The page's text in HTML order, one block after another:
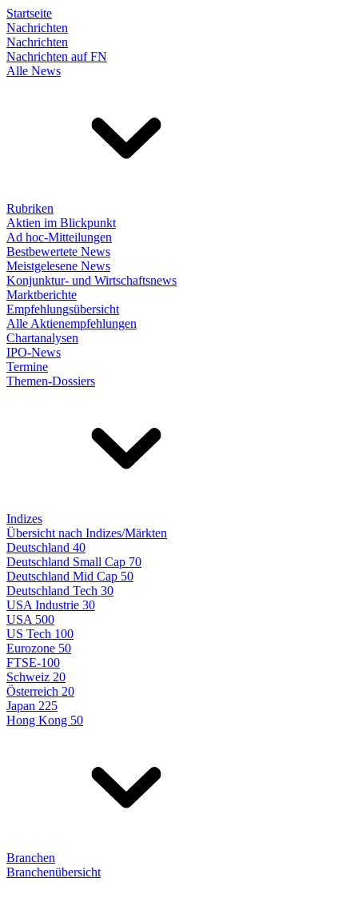
Startseite
Nachrichten
Nachrichten
Nachrichten auf FN
Alle News
Rubriken
Aktien im Blickpunkt
Ad hoc-Mitteilungen
Bestbewertete News
Meistgelesene News
Konjunktur- und Wirtschaftsnews
Marktberichte
Empfehlungsübersicht
Alle Aktienempfehlungen
Chartanalysen
IPO-News
Termine
Themen-Dossiers
Indizes
Übersicht nach Indizes/Märkten
Deutschland 40
Deutschland Small Cap 70
Deutschland Mid Cap 50
Deutschland Tech 30
USA Industrie 30
USA 500
US Tech 100
Eurozone 50
FTSE-100
Schweiz 20
Österreich 20
Japan 225
Hong Kong 50
Branchen
Branchenübersicht